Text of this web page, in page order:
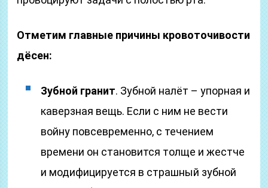
Отметим главные причины кровоточивости
дёсен:
Зубной гранит. Зубной налёт – упорная и
каверзная вещь. Если с ним не вести
войну повсевременно, с течением
времени он становится толще и жестче
и модифицируется в страшный зубной